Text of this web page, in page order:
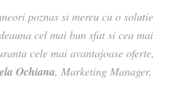
poznas si mereu cu o solutie
cel mai bun sfat si cea mai
cele mai avantajoase oferte,
Ochiana, Marketing Manager,